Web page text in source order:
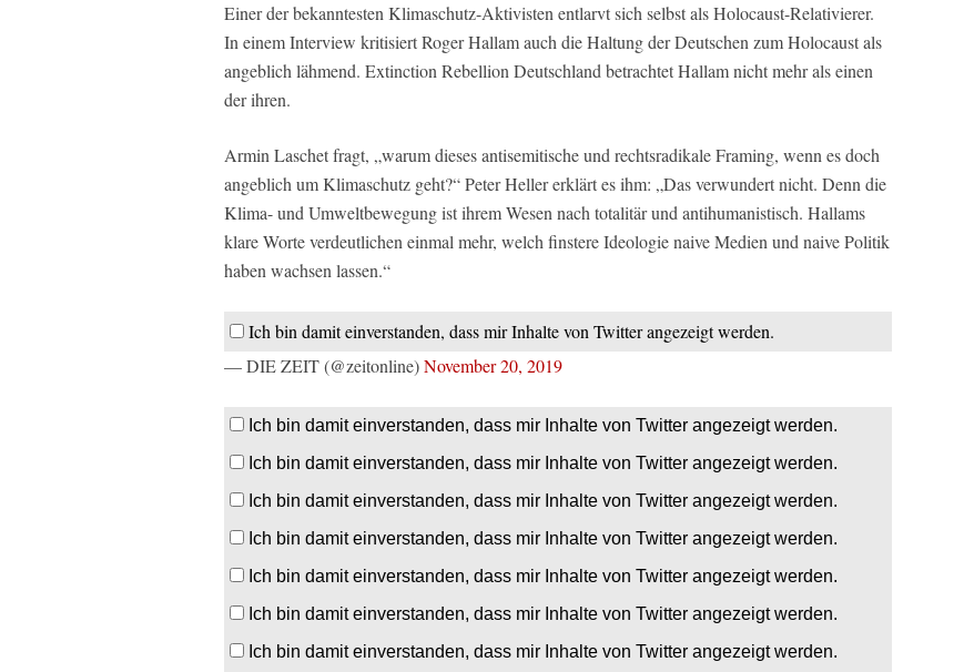
Einer der bekanntesten Klimaschutz-Aktivisten entlarvt sich selbst als Holocaust-Relativierer.
In einem Interview kritisiert Roger Hallam auch die Haltung der Deutschen zum Holocaust als
angeblich lähmend. Extinction Rebellion Deutschland betrachtet Hallam nicht mehr als einen
der ihren.
Armin Laschet fragt, „warum dieses antisemitische und rechtsradikale Framing, wenn es doch
angeblich um Klimaschutz geht?“ Peter Heller erklärt es ihm: „Das verwundert nicht. Denn die
Klima- und Umweltbewegung ist ihrem Wesen nach totalitär und antihumanistisch. Hallams
klare Worte verdeutlichen einmal mehr, welch finstere Ideologie naive Medien und naive Politik
haben wachsen lassen.“
Ich bin damit einverstanden, dass mir Inhalte von Twitter angezeigt werden.
— DIE ZEIT (@zeitonline)November 20, 2019
Ich bin damit einverstanden, dass mir Inhalte von Twitter angezeigt werden.
Ich bin damit einverstanden, dass mir Inhalte von Twitter angezeigt werden.
Ich bin damit einverstanden, dass mir Inhalte von Twitter angezeigt werden.
Ich bin damit einverstanden, dass mir Inhalte von Twitter angezeigt werden.
Ich bin damit einverstanden, dass mir Inhalte von Twitter angezeigt werden.
Ich bin damit einverstanden, dass mir Inhalte von Twitter angezeigt werden.
Ich bin damit einverstanden, dass mir Inhalte von Twitter angezeigt werden.